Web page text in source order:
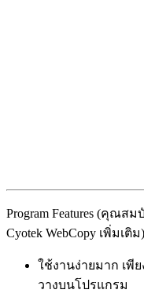
Program Features (คุณ
Cyotek WebCopy เพิ่มเติม)
ใช้งานง่ายมาก เพี
วางบนโปรแกรม